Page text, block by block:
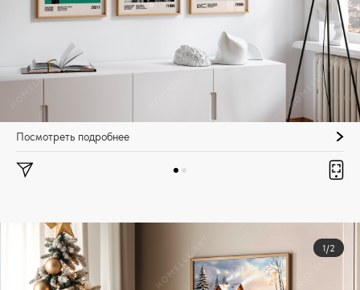
Посмотреть подробнее
1/2